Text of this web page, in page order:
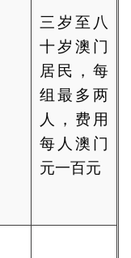
三岁至八
十岁澳门
居民，每
组最多两
人，费用
每人澳门
元一百元